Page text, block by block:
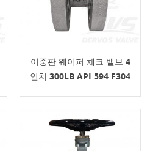
이중판 웨이퍼 체크 밸브 4
인치 300LB API 594 F304